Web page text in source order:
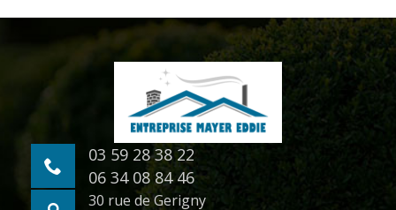
03 59 28 38 22
06 34 08 84 46
30 rue de Gerigny